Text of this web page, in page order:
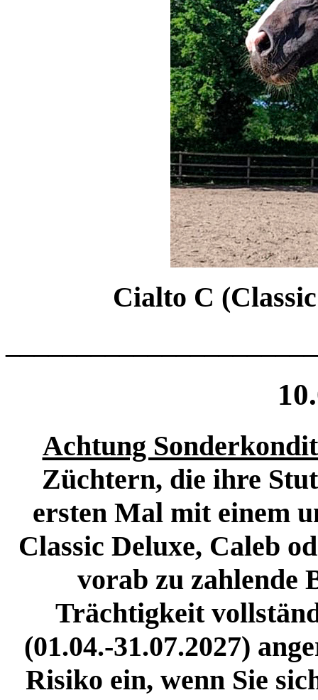
Cialto C
Achtung
Züchtern, die ihre
ersten Mal mit einem
Classic Deluxe, Caleb
vorab zu zahlende
Trächtigkeit
(01.04.-31.07.2027)
Risiko ein, wenn Sie